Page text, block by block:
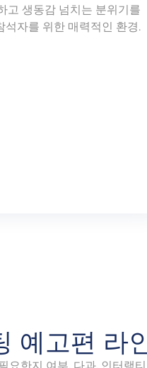
고 생동감 넘치는 분위기를
석자를 위한 매력적인 환경.
예고편 라